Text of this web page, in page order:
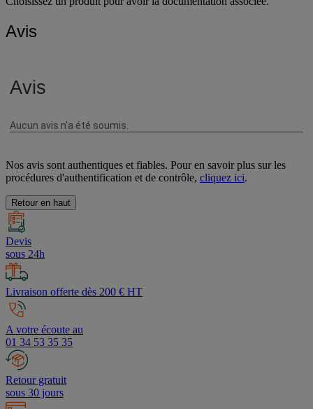
Avis
Nos avis sont authentiques et fiables. Pour en savoir plus sur les
procédures d'authentification et de contrôle, cliquez ici.
Retour en haut
Devis
sous 24h
Livraison offerte dès 200 € HT
A votre écoute au
01 34 53 35 35
Retour gratuit
sous 30 jours